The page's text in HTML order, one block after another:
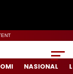
NASIONAL